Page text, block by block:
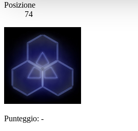
Posizione
74
Punteggio: -